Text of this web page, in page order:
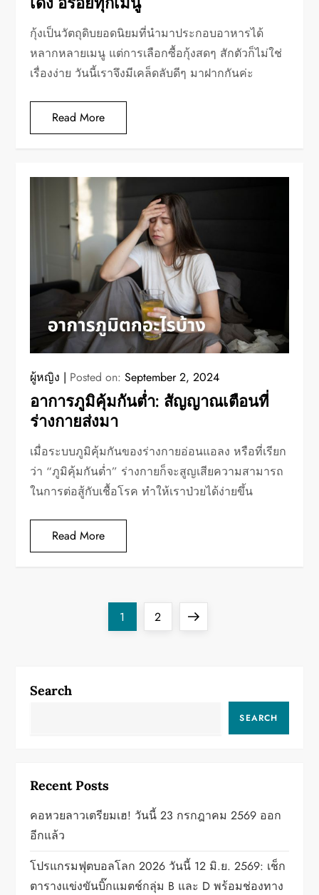
กุ้งเป็นวัตถุดิบยอดนิยมที่นำมาประกอบอาหารได้
หลากหลายเมนู แต่การเลือกซื้อกุ้งสดๆ สักตัวก็ไม่ใช่
เรื่องง่าย วันนี้เราจึงมีเคล็ดลับดีๆ มาฝากกันค่ะ
Read More
ผู้หญิง Posted on:September 2, 2024
อาการภูมิคุ้มกันต่ำ: สัญญาณเตือนที่
ร่างกายส่งมา
เมื่อระบบภูมิคุ้มกันของร่างกายอ่อนแอลง หรือที่เรียก
ว่า “ภูมิคุ้มกันต่ำ” ร่างกายก็จะสูญเสียความสามารถ
ในการต่อสู้กับเชื้อโรค ทำให้เราป่วยได้ง่ายขึ้น
Read More
Page
1 Page
2
Next
Search
SEARCH
Recent Posts
คอหวยลาวเตรียมเฮ! วันนี้ 23 กรกฎาคม 2569 ออก
อีกแล้ว
โปรแกรมฟุตบอลโลก 2026 วันนี้ 12 มิ.ย. 2569: เช็ก
ตารางแข่งขันบิ๊กแมตช์กลุ่ม B และ D พร้อมช่องทาง